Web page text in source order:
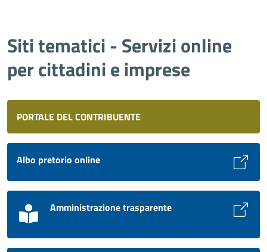
Siti tematici - Servizi online
per cittadini e imprese
PORTALE DEL CONTRIBUENTE
Albo pretorio online
Amministrazione trasparente